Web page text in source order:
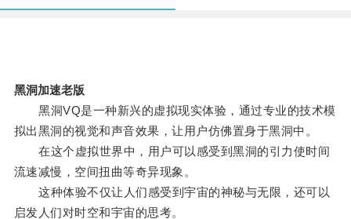
黑洞加速老版
黑洞VQ是一种新兴的虚拟现实体验，通过专业的技术模
拟出黑洞的视觉和声音效果，让用户仿佛置身于黑洞中。
在这个虚拟世界中，用户可以感受到黑洞的引力使时间
流速减慢，空间扭曲等奇异现象。
这种体验不仅让人们感受到宇宙的神秘与无限，还可以
启发人们对时空和宇宙的思考。